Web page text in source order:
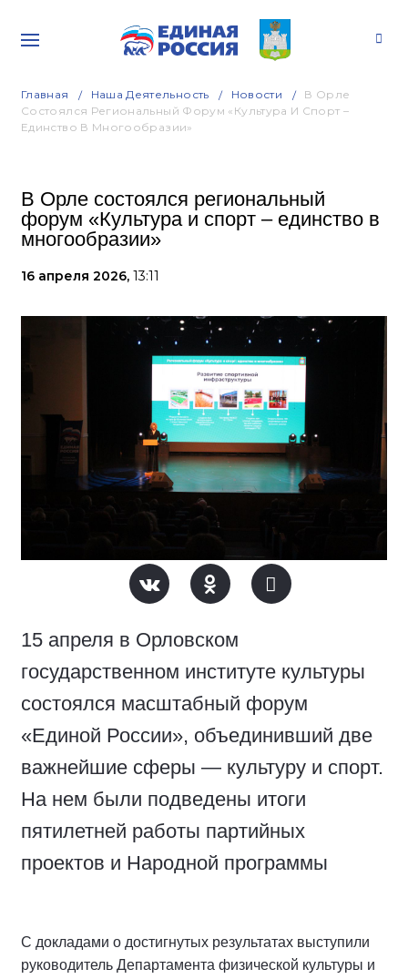
Главная Наша Деятельность Новости
В Орле
Состоялся Региональный Форум «Культура И Спорт –
Единство В Многообразии»
В Орле состоялся региональный
форум «Культура и спорт – единство в
многообразии»
16 апреля 2026, 13:11
15 апреля в Орловском
государственном институте культуры
состоялся масштабный форум
«Единой России», объединивший две
важнейшие сферы — культуру и спорт.
На нем были подведены итоги
пятилетней работы партийных
проектов и Народной программы
С докладами о достигнутых результатах выступили
руководитель Департамента физической культуры и